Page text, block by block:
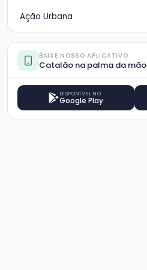
Ação Urbana
BAIXE NOSSO APLICATIVO
Catalão na palma da mão
DISPONÍVEL NO
Google Play